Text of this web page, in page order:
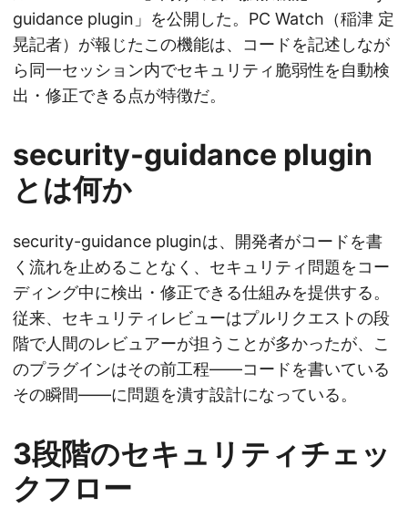
guidance plugin」を公開した。PC Watch（稲津 定
晃記者）が報じたこの機能は、コードを記述しなが
ら同一セッション内でセキュリティ脆弱性を自動検
出・修正できる点が特徴だ。
security-guidance plugin
とは何か
security-guidance pluginは、開発者がコードを書
く流れを止めることなく、セキュリティ問題をコー
ディング中に検出・修正できる仕組みを提供する。
従来、セキュリティレビューはプルリクエストの段
階で人間のレビュアーが担うことが多かったが、こ
のプラグインはその前工程——コードを書いている
その瞬間——に問題を潰す設計になっている。
3段階のセキュリティチェッ
クフロー